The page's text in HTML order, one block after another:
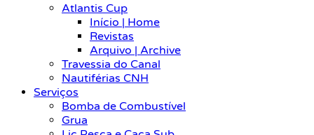
Atlantis Cup
Início | Home
Revistas
Arquivo | Archive
Travessia do Canal
Nautiférias CNH
Serviços
Bomba de Combustível
Grua